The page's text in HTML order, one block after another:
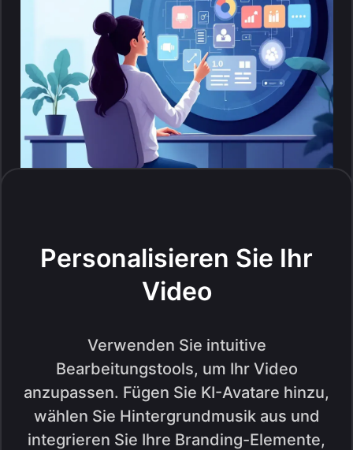
Personalisieren Sie Ihr
Video
Verwenden Sie intuitive
Bearbeitungstools, um Ihr Video
anzupassen. Fügen Sie KI-Avatare hinzu,
wählen Sie Hintergrundmusik aus und
integrieren Sie Ihre Branding-Elemente,